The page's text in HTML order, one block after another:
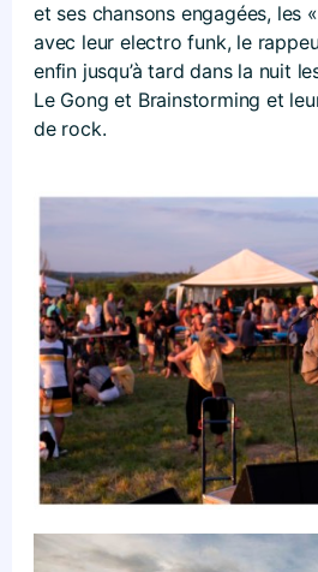
et ses chansons engagées, les
avec leur electro funk, le
enfin jusqu’à tard dans la nuit
Le Gong et Brainstorming et
de rock.